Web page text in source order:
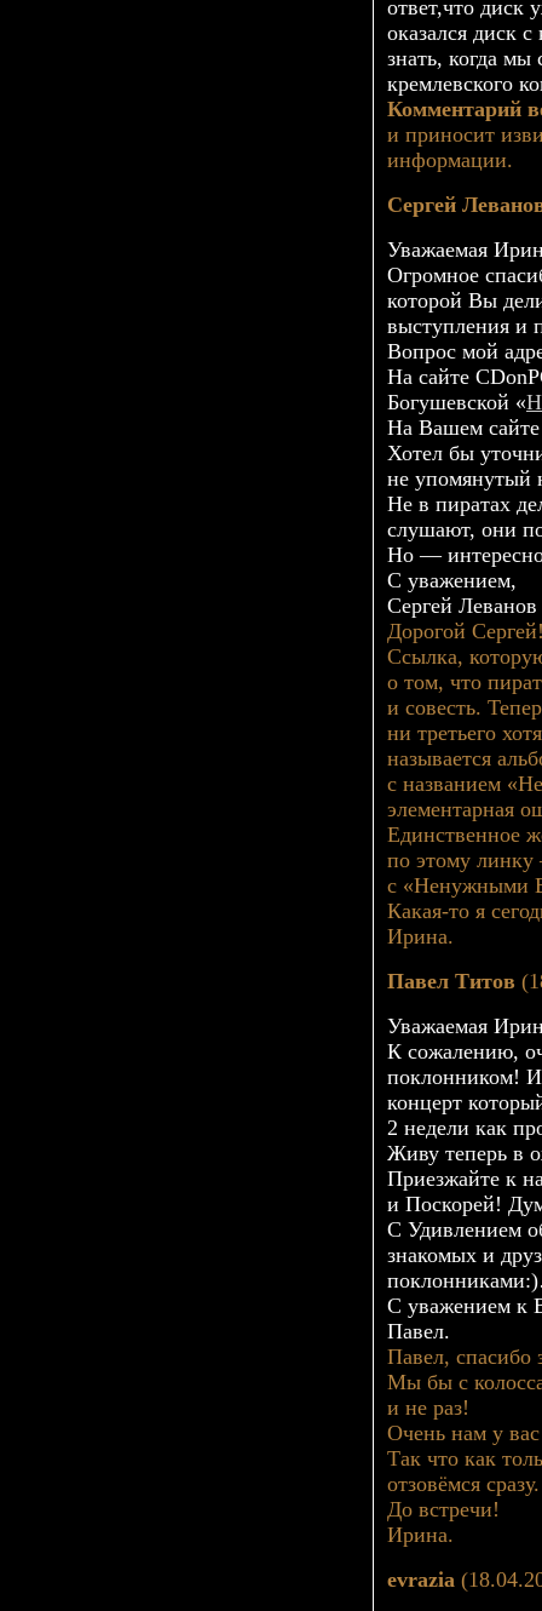
ответ,что диск
оказался диск
знать, когда
кремлевского
Комментарий
и приносит
информации.
Сергей
Уважаемая
Огромное
которой Вы
выступления и
Вопрос мой
На сайте
Богушевской «
На Вашем сайте
Хотел бы
не упомянутый
Не в пиратах
слушают, они
Но —
С уважением,
Сергей Леванов
Дорогой
Ссылка,
о том, что
и совесть.
ни третьего
называется
с названием
элементарная
Единственное
по этому линку
с «Ненужными
Какая-то я
Ирина.
Павел Титов
Уважаемая
К сожалению,
поклонником! И
концерт
2 недели как
Живу теперь в
Приезжайте к
и Поскорей!
С Удивлением
знакомых и
С уважением к
Павел.
Павел, спасибо
Мы бы с
и не раз!
Очень нам у
Так что как
отзовёмся сразу.
До встречи!
Ирина.
evrazia